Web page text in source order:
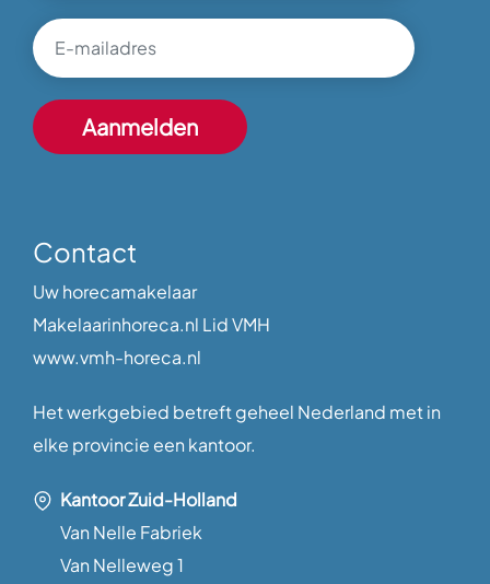
Contact
Uw horecamakelaar
Makelaarinhoreca.nl Lid VMH
www.vmh-horeca.nl
Het werkgebied betreft geheel Nederland met in
elke provincie een kantoor.
Kantoor Zuid-Holland
Van Nelle Fabriek
Van Nelleweg 1